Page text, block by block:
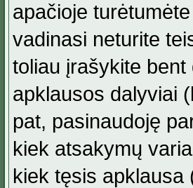
apačioje
vadinasi neturite
toliau įrašykite
apklausos dalyviai
pat, pasinaudoję
kiek atsakymų
kiek tęsis apklausa